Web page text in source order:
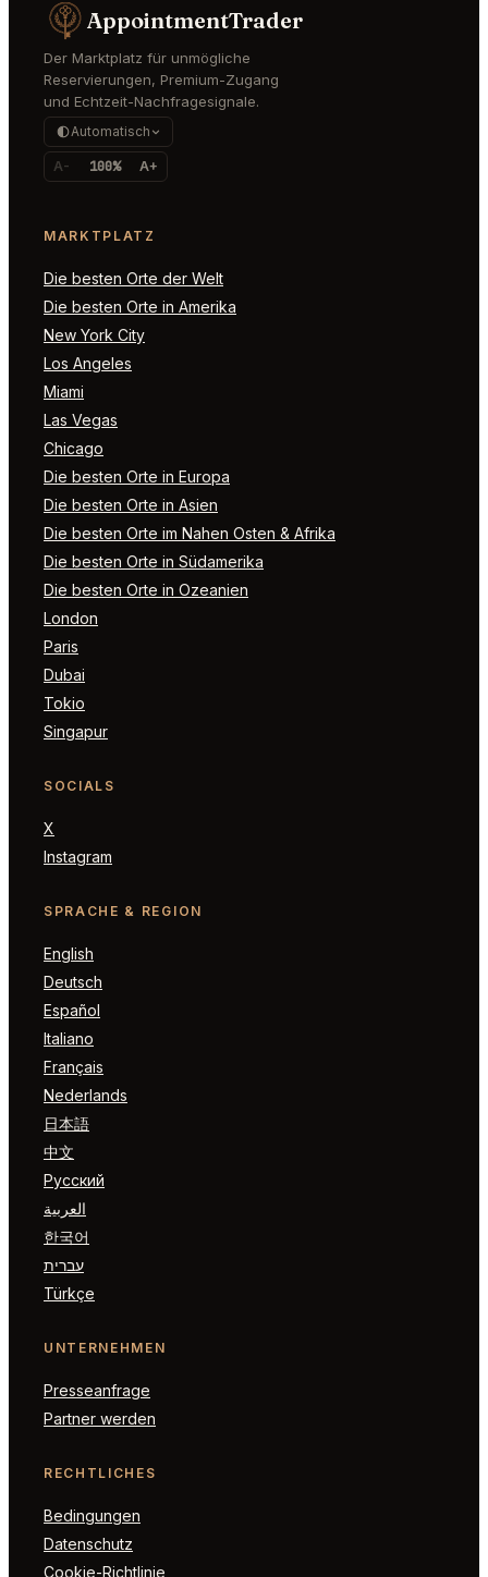
AppointmentTrader
Der Marktplatz für unmögliche
Reservierungen, Premium-Zugang
und Echtzeit-Nachfragesignale.
Automatisch
A- 100% A+
MARKTPLATZ
Die besten Orte der Welt
Die besten Orte in Amerika
New York City
Los Angeles
Miami
Las Vegas
Chicago
Die besten Orte in Europa
Die besten Orte in Asien
Die besten Orte im Nahen Osten & Afrika
Die besten Orte in Südamerika
Die besten Orte in Ozeanien
London
Paris
Dubai
Tokio
Singapur
SOCIALS
X
Instagram
SPRACHE & REGION
English
Deutsch
Español
Italiano
Français
Nederlands
日本語
中文
Русский
العربية
한국어
עברית
Türkçe
UNTERNEHMEN
Presseanfrage
Partner werden
RECHTLICHES
Bedingungen
Datenschutz
Cookie-Richtlinie